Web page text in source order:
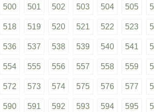
500 501 502 503 504 505
518 519 520 521 522 523
536 537 538 539 540 541
554 555 556 557 558 559
572 573 574 575 576 577
590 591 592 593 594 595